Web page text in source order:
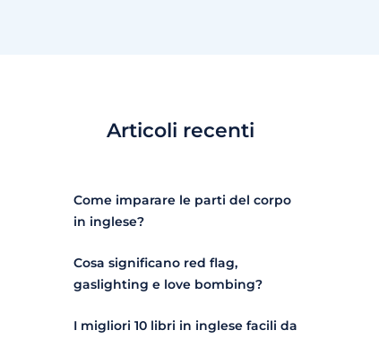
Articoli recenti
Come imparare le parti del corpo
in inglese?
Cosa significano red flag,
gaslighting e love bombing?
I migliori 10 libri in inglese facili da